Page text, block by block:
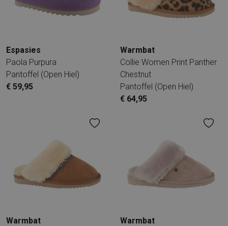
Espasies
Paola Purpura
Pantoffel (open Hiel)
€ 59,95
Warmbat
Collie Women Print Panther
Chestnut
Pantoffel (open Hiel)
€ 64,95
Warmbat
Warmbat